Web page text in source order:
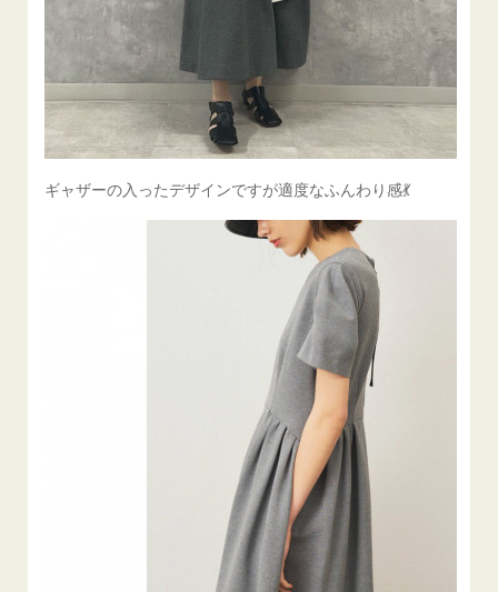
ギャザーの入ったデザインですが適度なふんわり感💃